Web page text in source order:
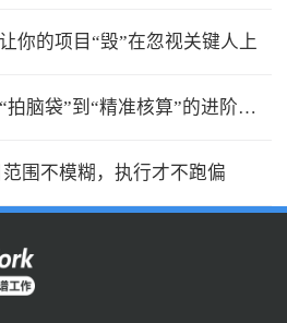
你的项目“毁”在忽视关键人上
项目成本预算制定：从“拍脑袋”到“精准核算”的进阶之路
围不模糊，执行才不跑偏